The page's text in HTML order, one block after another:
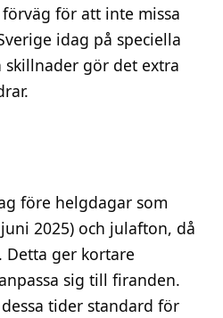
för att inte missa
idag på speciella
gör det extra
före helgdagar som
2025) och julafton, då
Detta ger kortare
sig till firanden.
tider standard för